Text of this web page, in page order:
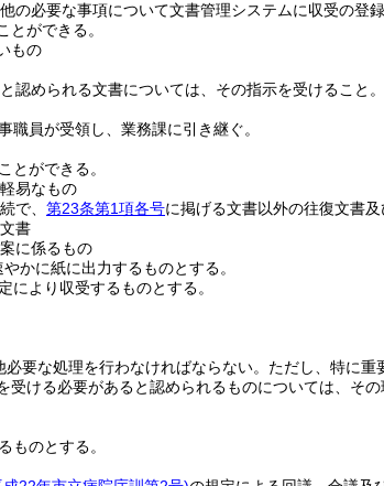
必要な事項について文書管理システムに収受の登録
ができる。
もの
められる文書については、その指示を受けること。
員が受領し、業務課に引き継ぐ。
とができる。
易なもの
で、 第23条第1項各号に掲げる文書以外の往復文書
書
に係るもの
かに紙に出力するものとする。
により収受するものとする。
要な処理を行わなければならない。 ただし、特に重
ける必要があると認められるものについては、そ
ものとする。